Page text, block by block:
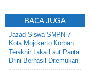
BACA JUGA
Jazad Siswa SMPN-7
Kota Mojokerto Korban
Terakhir Laka Laut Pantai
Drini Berhasil Ditemukan